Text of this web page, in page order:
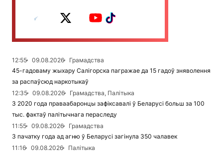
12:55 09.08.2026
Грамадства
45-гадоваму жыхару Салігорска пагражае да 15 гадоў зняволення
за распаўсюд наркотыкаў
12:35
09.08.2026
Грамадства, Палітыка
З 2020 года праваабаронцы зафіксавалі ў Беларусі больш за 100
тыс. фактаў палітычнага пераследу
11:55
09.08.2026
Грамадства
З пачатку года ад агню ў Беларусі загінула 350 чалавек
11:16
09.08.2026
Палітыка